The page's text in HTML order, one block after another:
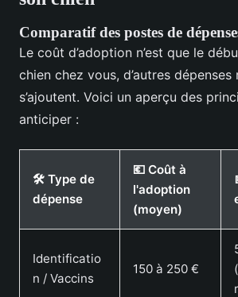
Comparatif des postes de
Le coût d’adoption n’est que le
chien chez vous, d’autres dépenses
s’ajoutent. Voici un aperçu des
anticiper :
🛠️ Type de
dépense
💶 Coût à
l'adoption
(moyen)
Identificatio
n / Vaccins
150 à 250 €